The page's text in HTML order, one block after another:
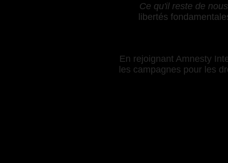
Ce qu'il reste de nous
libertés
En rejoignant Amnesty
les campagnes pour les